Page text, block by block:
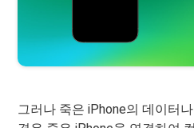
그러나 죽은 iPhone의 데이터